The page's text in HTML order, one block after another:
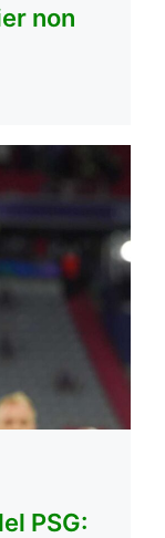
non
PSG: